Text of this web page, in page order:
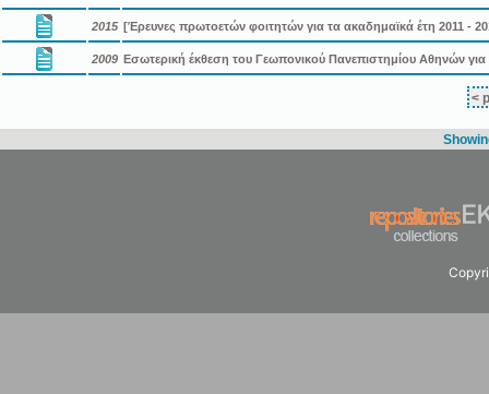
2015 [Έρευνες πρωτοετών φοιτητών για τα ακαδημαϊκά έτη 2011 -
2009 Εσωτερική έκθεση του Γεωπονικού Πανεπιστημίου Αθηνών για
<